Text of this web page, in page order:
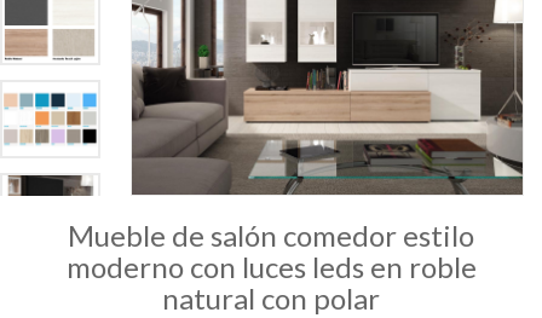
Mueble de salón comedor estilo
moderno con luces leds en roble
natural con polar